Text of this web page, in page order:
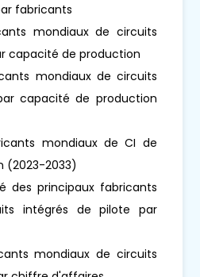
fabricants
mondiaux de circuits
capacité de production
mondiaux de circuits
capacité de production
mondiaux de CI de
(2023-2033)
des principaux fabricants
intégrés de pilote par
mondiaux de circuits